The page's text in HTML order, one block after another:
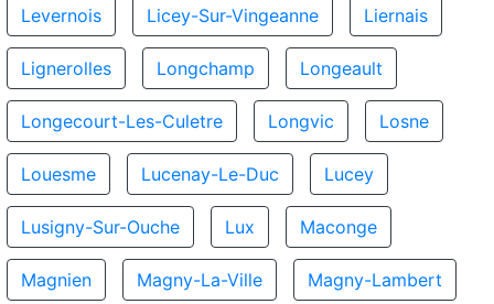
Levernois Licey-Sur-Vingeanne Liernais
Lignerolles Longchamp Longeault
Longecourt-Les-Culetre Longvic Losne
Louesme Lucenay-Le-Duc Lucey
Lusigny-Sur-Ouche Lux Maconge
Magnien Magny-La-Ville Magny-Lambert